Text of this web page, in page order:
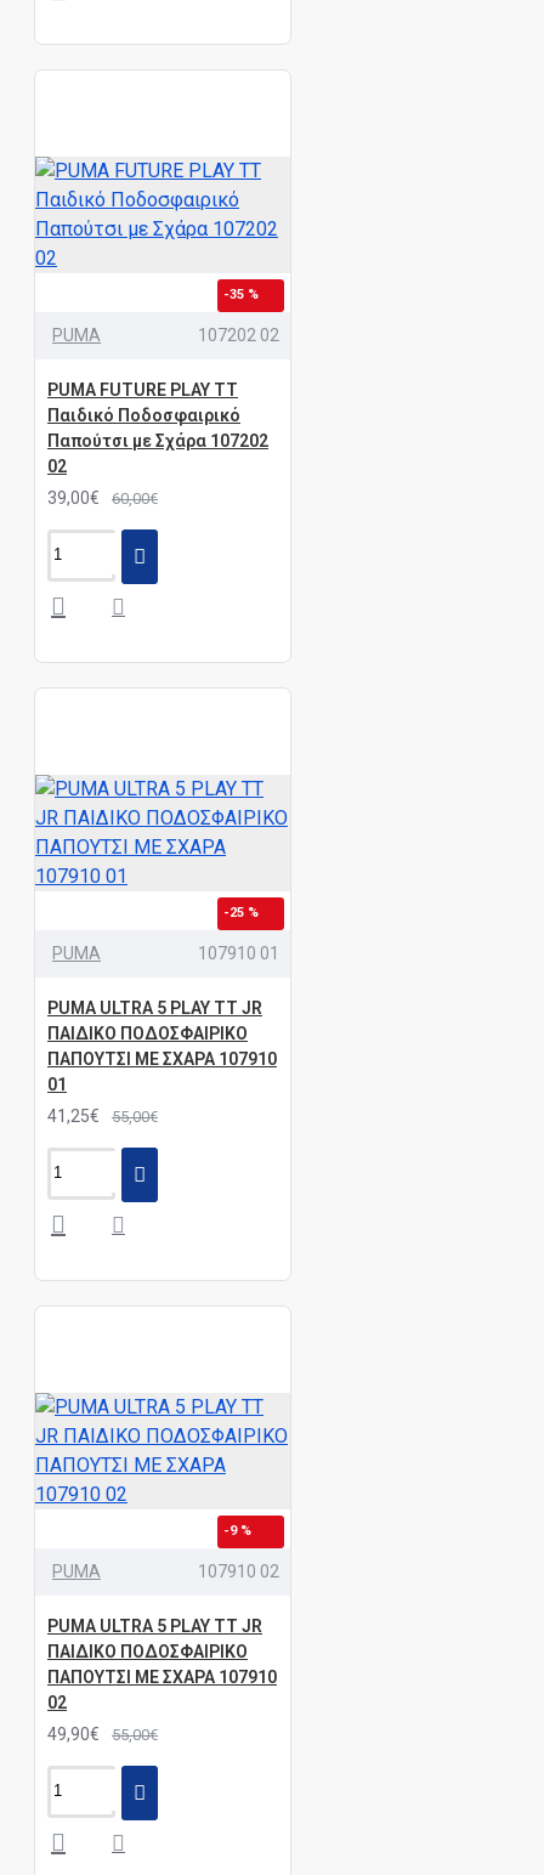
-35 %
PUMA 107202 02
PUMA FUTURE PLAY TT
Παιδικό Ποδοσφαιρικό
Παπούτσι με Σχάρα 107202
02
39,00€
60,00€
-25 %
PUMA 107910 01
PUMA ULTRA 5 PLAY TT JR
ΠΑΙΔΙΚΟ ΠΟΔΟΣΦΑΙΡΙΚΟ
ΠΑΠΟΥΤΣΙ ΜΕ ΣΧΑΡΑ 107910
01
41,25€
55,00€
-9 %
PUMA 107910 02
PUMA ULTRA 5 PLAY TT JR
ΠΑΙΔΙΚΟ ΠΟΔΟΣΦΑΙΡΙΚΟ
ΠΑΠΟΥΤΣΙ ΜΕ ΣΧΑΡΑ 107910
02
49,90€
55,00€